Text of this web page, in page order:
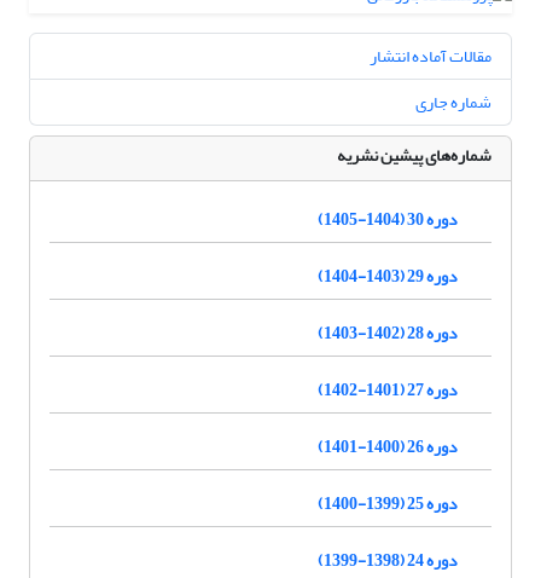
مقالات آماده انتشار
شماره جاری
شماره‌های پیشین نشریه
دوره 30 (1404-1405)
دوره 29 (1403-1404)
دوره 28 (1402-1403)
دوره 27 (1401-1402)
دوره 26 (1400-1401)
دوره 25 (1399-1400)
دوره 24 (1398-1399)